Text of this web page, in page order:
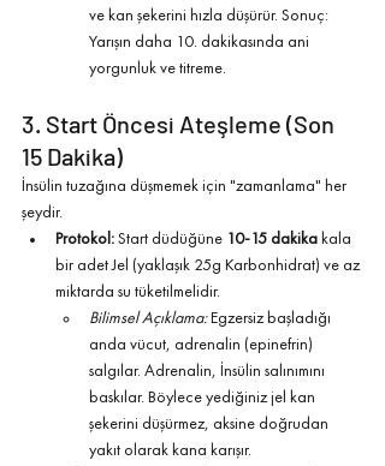
ve kan şekerini hızla düşürür. Sonuç:
Yarışın daha 10. dakikasında ani
yorgunluk ve titreme.
3. Start Öncesi Ateşleme (Son
15 Dakika)
İnsülin tuzağına düşmemek için "zamanlama" her
şeydir.
Protokol: Start düdüğüne 10-15 dakika kala
bir adet Jel (yaklaşık 25g Karbonhidrat) ve az
miktarda su tüketilmelidir.
Bilimsel Açıklama: Egzersiz başladığı
anda vücut, adrenalin (epinefrin)
salgılar. Adrenalin, İnsülin salınımını
baskılar. Böylece yediğiniz jel kan
şekerini düşürmez, aksine doğrudan
yakıt olarak kana karışır.